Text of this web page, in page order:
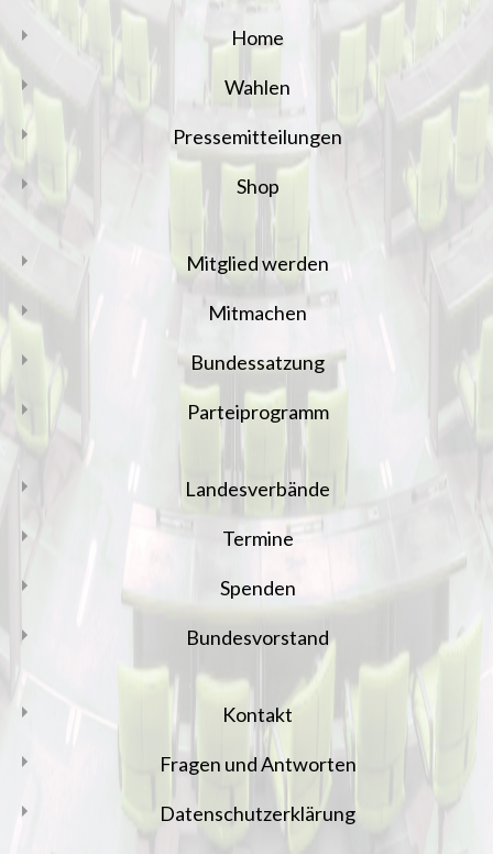
Home
Wahlen
Pressemitteilungen
Shop
Mitglied werden
Mitmachen
Bundessatzung
Parteiprogramm
Landesverbände
Termine
Spenden
Bundesvorstand
Kontakt
Fragen und Antworten
Datenschutzerklärung